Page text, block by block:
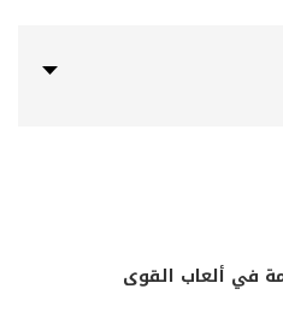
في ألعاب القوى